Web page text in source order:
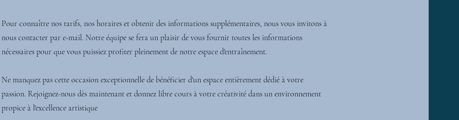
Pour connaître nos tarifs, nos horaires et obtenir des informations supplémentaires, nous vous invitons à
nous contacter par e-mail. Notre équipe se fera un plaisir de vous fournir toutes les informations
nécessaires pour que vous puissiez profiter pleinement de notre espace d'entraînement.
Ne manquez pas cette occasion exceptionnelle de bénéficier d'un espace entièrement dédié à votre
passion. Rejoignez-nous dès maintenant et donnez libre cours à votre créativité dans un environnement
propice à l'excellence artistique